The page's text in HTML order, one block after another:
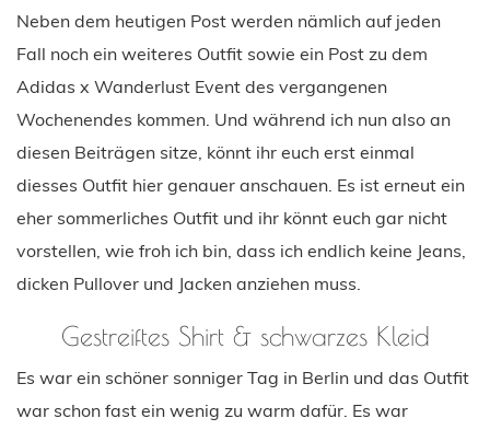
Neben dem heutigen Post werden nämlich auf jeden
Fall noch ein weiteres Outfit sowie ein Post zu dem
Adidas x Wanderlust Event des vergangenen
Wochenendes kommen. Und während ich nun also an
diesen Beiträgen sitze, könnt ihr euch erst einmal
diesses Outfit hier genauer anschauen. Es ist erneut ein
eher sommerliches Outfit und ihr könnt euch gar nicht
vorstellen, wie froh ich bin, dass ich endlich keine Jeans,
dicken Pullover und Jacken anziehen muss.
Gestreiftes Shirt & schwarzes Kleid
Es war ein schöner sonniger Tag in Berlin und das Outfit
war schon fast ein wenig zu warm dafür. Es war